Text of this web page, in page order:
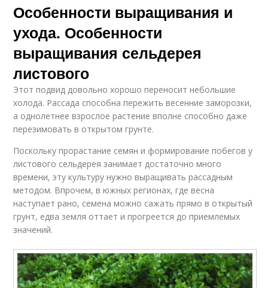
Особенности выращивания и
ухода. Особенности
выращивания сельдерея
листового
Этот подвид довольно хорошо переносит небольшие
холода. Рассада способна пережить весенние заморозки,
а однолетнее взрослое растение вполне способно даже
перезимовать в открытом грунте.
Поскольку прорастание семян и формирование побегов у
листового сельдерея занимает достаточно много
времени, эту культуру нужно выращивать рассадным
методом. Впрочем, в южных регионах, где весна
наступает рано, семена можно сажать прямо в открытый
грунт, едва земля оттает и прогреется до приемлемых
значений.